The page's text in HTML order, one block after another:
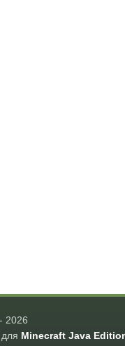
2026
Minecraft Java